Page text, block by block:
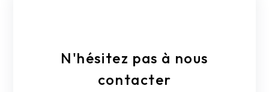
N'hésitez pas à nous
contacter